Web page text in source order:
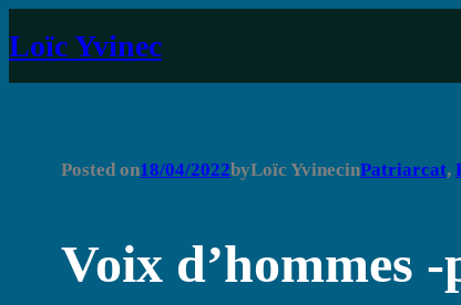
au
contenu
Loïc Yvinec
Posted on18/04/2022byLoïc YvinecinPatriarcat,
Voix d’hommes